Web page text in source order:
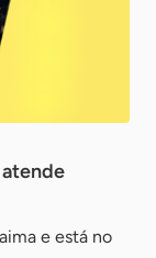
atende
e está no